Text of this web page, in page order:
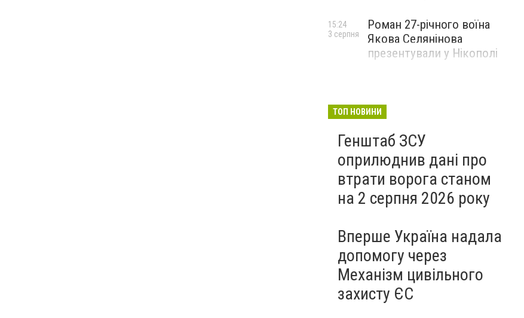
Роман 27-річного воїна
Якова Селянінова
презентували у Нікополі
15:24
3 серпня
ТОП НОВИНИ
Генштаб ЗСУ
оприлюднив дані про
втрати ворога станом
на 2 серпня 2026 року
Вперше Україна надала
допомогу через
Механізм цивільного
захисту ЄС